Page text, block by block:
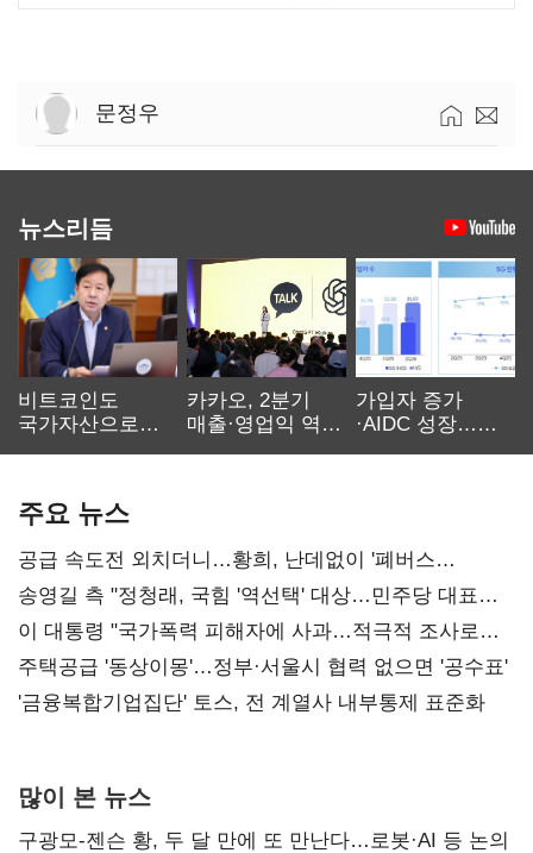
문정우
뉴스리듬
비트코인도
국가자산으로…'
카카오, 2분기
매출·영업익 역대
가입자 증가
·AIDC 성장…
주요 뉴스
공급 속도전 외치더니…황희, 난데없이 '폐버스
리모델링' 제안
송영길 측 "정청래, 국힘 '역선택' 대상…민주당 대표로
총선 지휘 못해"
이 대통령 "국가폭력 피해자에 사과…적극적 조사로
진실 밝혀야"
주택공급 '동상이몽'…정부·서울시 협력 없으면 '공수표'
'금융복합기업집단' 토스, 전 계열사 내부통제 표준화
많이 본 뉴스
구광모-젠슨 황, 두 달 만에 또 만난다…로봇·AI 등 논의